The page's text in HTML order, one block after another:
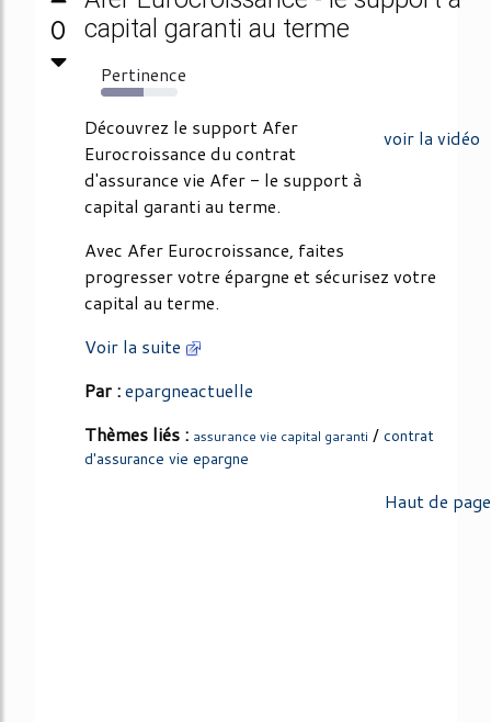
0
capital garanti au terme
Pertinence
56%
voir la vidéo
Découvrez le support Afer
Eurocroissance du contrat
d'assurance vie Afer - le support à
capital garanti au terme.
Avec Afer Eurocroissance, faites
progresser votre épargne et sécurisez votre
capital au terme.
Voir la suite
Par :epargneactuelle
Thèmes liés : assurance vie capital garanti / contrat
d'assurance vie epargne
Haut de page